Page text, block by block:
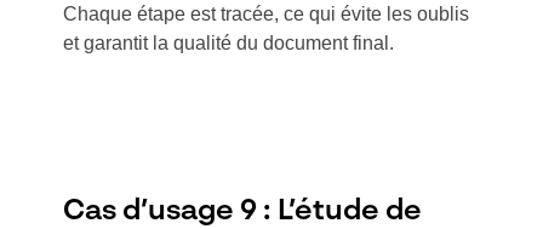
Chaque étape est tracée, ce qui évite les oublis
et garantit la qualité du document final.
Cas d’usage 9 : L’étude de